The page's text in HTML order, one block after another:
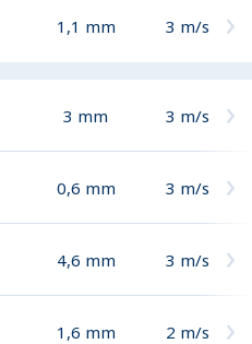
1,1 mm 3 m/s
3 mm 3 m/s
0,6 mm 3 m/s
4,6 mm 3 m/s
1,6 mm 2 m/s